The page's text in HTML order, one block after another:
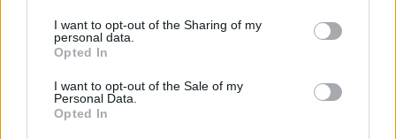
I want to opt-out of the Sharing of my
personal data.
Opted In
I want to opt-out of the Sale of my
Personal Data.
Opted In
costretti, spiegazioni di solito vaghe e fumose.
Ma creare 500 miliardi non è uno scherzo, è un
potere enorme, maggiore rispetto a quello del